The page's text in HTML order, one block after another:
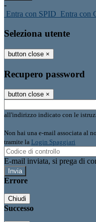
-
Entra con SPID Entra con
Seleziona utente
button close ×
Recupero password
button close ×
all'indirizzo indicato con le
Non hai una e-mail associata al
tramite la Login Spaggiari
E-mail inviata, si prega di
Errore
Chiudi
Successo